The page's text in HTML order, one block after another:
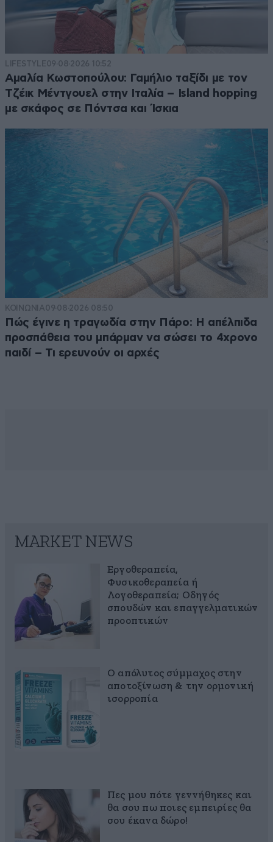
LIFESTYLE09·08·2026 10:52
Αμαλία Κωστοπούλου: Γαμήλιο ταξίδι με τον
Τζέικ Μέντγουελ στην Ιταλία – Island hopping
με σκάφος σε Πόντσα και Ίσκια
ΚΟΙΝΩΝΙΑ09·08·2026 08:50
Πώς έγινε η τραγωδία στην Πάρο: Η απέλπιδα
προσπάθεια του μπάρμαν να σώσει το 4χρονο
παιδί – Τι ερευνούν οι αρχές
MARKET NEWS
Εργοθεραπεία,
Φυσικοθεραπεία ή
Λογοθεραπεία; Οδηγός
σπουδών και επαγγελματικών
προοπτικών
Ο απόλυτος σύμμαχος στην
αποτοξίνωση & την ορμονική
ισορροπία
Πες μου πότε γεννήθηκες και
θα σου πω ποιες εμπειρίες θα
σου έκανα δώρο!